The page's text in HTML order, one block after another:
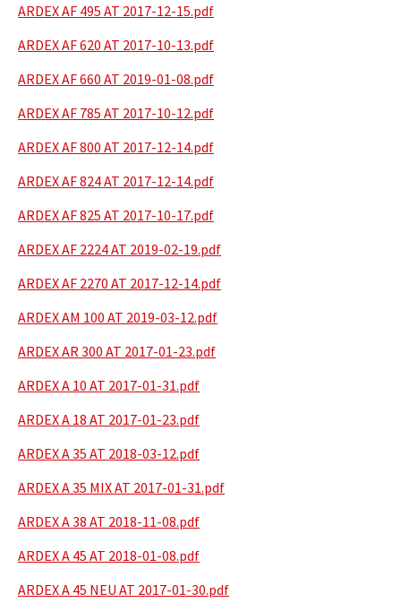
ARDEX AF 495 AT 2017-12-15.pdf
ARDEX AF 620 AT 2017-10-13.pdf
ARDEX AF 660 AT 2019-01-08.pdf
ARDEX AF 785 AT 2017-10-12.pdf
ARDEX AF 800 AT 2017-12-14.pdf
ARDEX AF 824 AT 2017-12-14.pdf
ARDEX AF 825 AT 2017-10-17.pdf
ARDEX AF 2224 AT 2019-02-19.pdf
ARDEX AF 2270 AT 2017-12-14.pdf
ARDEX AM 100 AT 2019-03-12.pdf
ARDEX AR 300 AT 2017-01-23.pdf
ARDEX A 10 AT 2017-01-31.pdf
ARDEX A 18 AT 2017-01-23.pdf
ARDEX A 35 AT 2018-03-12.pdf
ARDEX A 35 MIX AT 2017-01-31.pdf
ARDEX A 38 AT 2018-11-08.pdf
ARDEX A 45 AT 2018-01-08.pdf
ARDEX A 45 NEU AT 2017-01-30.pdf